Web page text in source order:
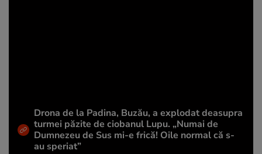
Drona de la Padina, Buzău, a explodat deasupra
turmei păzite de ciobanul Lupu. „Numai de
Dumnezeu de Sus mi-e frică! Oile normal că s-
au speriat”